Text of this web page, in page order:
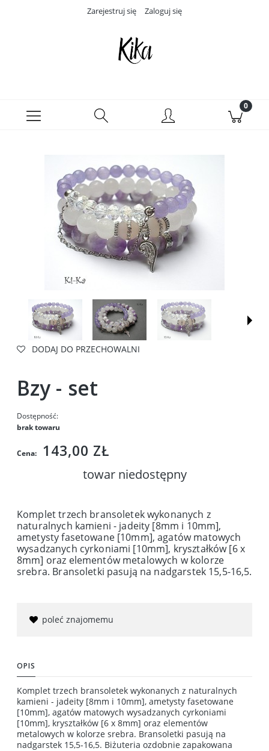
Zarejestruj się Zaloguj się
DODAJ DO PRZECHOWALNI
Bzy - set
Dostępność:
brak towaru
Cena: 143,00 ZŁ
towar niedostępny
Komplet trzech bransoletek wykonanych z
naturalnych kamieni - jadeity [8mm i 10mm],
ametysty fasetowane [10mm], agatów matowych
wysadzanych cyrkoniami [10mm], kryształków [6 x
8mm] oraz elementów metalowych w kolorze
srebra. Bransoletki pasują na nadgarstek 15,5-16,5.
poleć znajomemu
OPIS
Komplet trzech bransoletek wykonanych z naturalnych
kamieni - jadeity [8mm i 10mm], ametysty fasetowane
[10mm], agatów matowych wysadzanych cyrkoniami
[10mm], kryształków [6 x 8mm] oraz elementów
metalowych w kolorze srebra. Bransoletki pasują na
nadgarstek 15,5-16,5. Biżuteria ozdobnie zapakowana